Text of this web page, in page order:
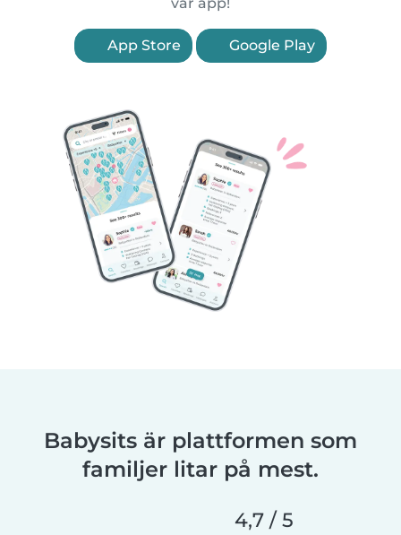
vår app!
App Store Google Play
Babysits är plattformen som
familjer litar på mest.
4,7 / 5